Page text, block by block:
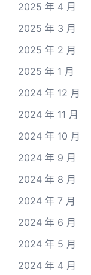
2025 年 4 月
2025 年 3 月
2025 年 2 月
2025 年 1 月
2024 年 12 月
2024 年 11 月
2024 年 10 月
2024 年 9 月
2024 年 8 月
2024 年 7 月
2024 年 6 月
2024 年 5 月
2024 年 4 月